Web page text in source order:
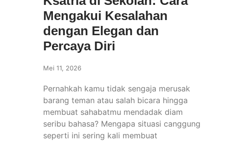
Mengakui Kesalahan
dengan Elegan dan
Percaya Diri
Mei 11, 2026
Pernahkah kamu tidak sengaja merusak
barang teman atau salah bicara hingga
membuat sahabatmu mendadak diam
seribu bahasa? Mengapa situasi canggung
seperti ini sering kali membuat